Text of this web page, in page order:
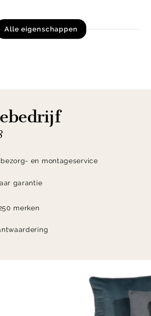
Alle eigenschappen
en montageservice
garantie
merken